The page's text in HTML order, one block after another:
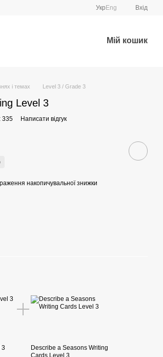
Укр Eng Вхід
Мій кошик
і темах Level 3 / Grade 3
Level 3
335 Написати відгук
накопичувальної знижки
3
Describe a Seasons Writing
Cards Level 3